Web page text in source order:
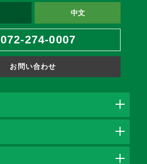
中文
072-274-0007
お問い合わせ